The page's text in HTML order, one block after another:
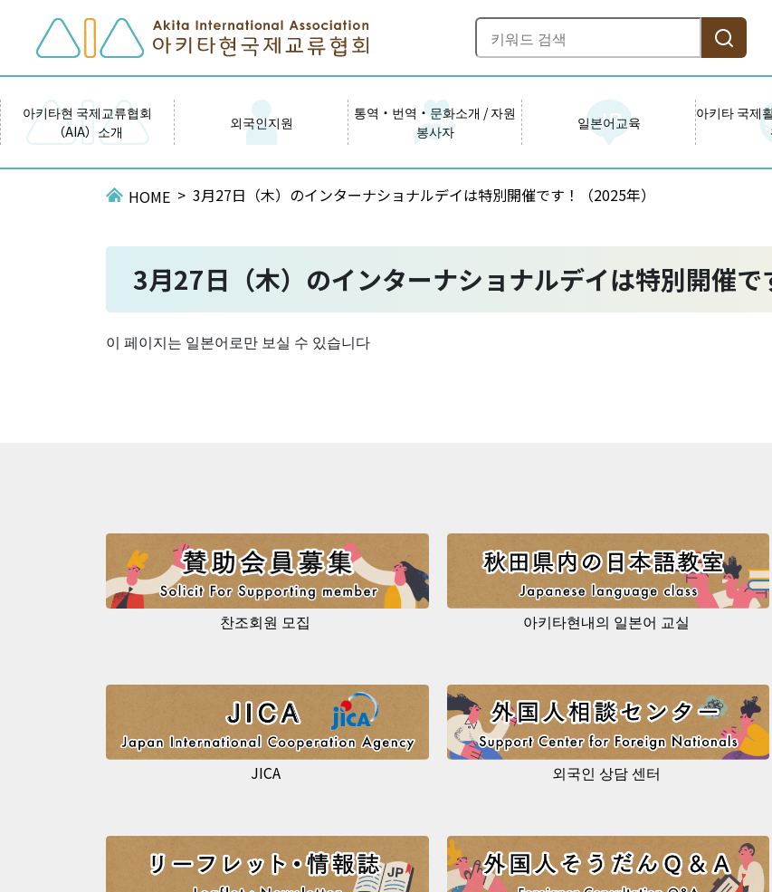
아키타현 국제교류협회
（AIA）소개
외국인지원
통역・번역・문화소개 / 자원
봉사자
일본어교육
아키타 국제
HOME 3月27日（木）のインターナショナルデイは特別開催です！（2025年）
3月27日（木）のインターナショナルデイは特別開催で
이 페이지는 일본어로만 보실 수 있습니다
찬조회원 모집 아키타현내의 일본어 교실
JICA 외국인 상담 센터